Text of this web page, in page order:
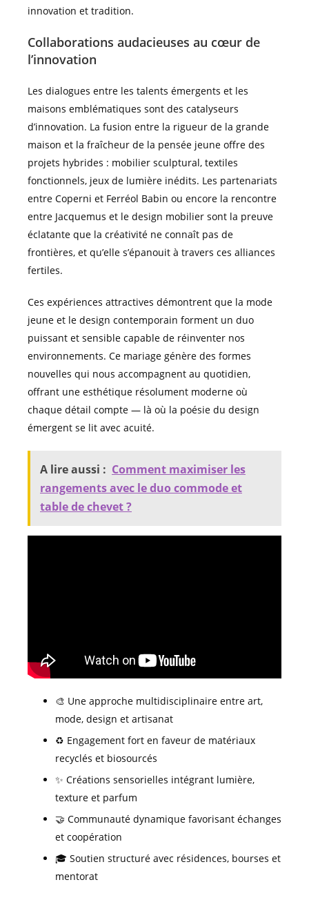
innovation et tradition.
Collaborations audacieuses au cœur de
l’innovation
Les dialogues entre les talents émergents et les
maisons emblématiques sont des catalyseurs
d’innovation. La fusion entre la rigueur de la grande
maison et la fraîcheur de la pensée jeune offre des
projets hybrides : mobilier sculptural, textiles
fonctionnels, jeux de lumière inédits. Les partenariats
entre Coperni et Ferréol Babin ou encore la rencontre
entre Jacquemus et le design mobilier sont la preuve
éclatante que la créativité ne connaît pas de
frontières, et qu’elle s’épanouit à travers ces alliances
fertiles.
Ces expériences attractives démontrent que la mode
jeune et le design contemporain forment un duo
puissant et sensible capable de réinventer nos
environnements. Ce mariage génère des formes
nouvelles qui nous accompagnent au quotidien,
offrant une esthétique résolument moderne où
chaque détail compte — là où la poésie du design
émergent se lit avec acuité.
A lire aussi : Comment maximiser les
rangements avec le duo commode et
table de chevet ?
🎨 Une approche multidisciplinaire entre art,
mode, design et artisanat
♻️ Engagement fort en faveur de matériaux
recyclés et biosourcés
✨ Créations sensorielles intégrant lumière,
texture et parfum
🤝 Communauté dynamique favorisant échanges
et coopération
🎓 Soutien structuré avec résidences, bourses et
mentorat